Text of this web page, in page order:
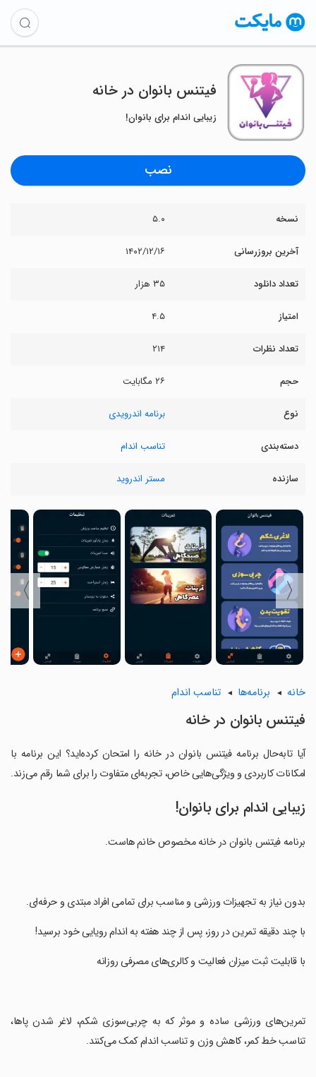
فیتنس بانوان در خانه
زیبایی اندام برای بانوان!
نصب
نسخه ۵.۰
آخرین بروزرسانی ۱۴۰۲/۱۲/۱۶
تعداد دانلود ۳۵ هزار
امتیاز ۴.۵
تعداد نظرات ۲۱۴
حجم ۲۶ مگابایت
نوع برنامه اندرویدی
دسته‌بندی تناسب اندام
سازنده مستر اندروید
〈
〉
خانه برنامه‌ها تناسب اندام
فیتنس بانوان در خانه
آیا تابه‌حال برنامه فیتنس بانوان در خانه را امتحان کرده‌اید؟ این برنامه با
امکانات کاربردی و ویژگی‌هایی خاص، تجربه‌ای متفاوت را برای شما رقم می‌زند.
زیبایی اندام برای بانوان!
برنامه فیتنس بانوان در خانه مخصوص خانم هاست.
‏بدون نیاز به تجهیزات ورزشی و مناسب برای تمامی افراد مبتدی و حرفه‌ای.
‏با چند دقیقه تمرین در روز، پس از چند هفته به اندام رویایی خود برسید!
‏با قابلیت ثبت میزان فعالیت و کالری‌های مصرفی روزانه
‏تمرین‌های ورزشی ساده و موثر که به چربی‌سوزی شکم، لاغر شدن پاها،
تناسب خط کمر، کاهش وزن و تناسب اندام کمک می‌کنند.